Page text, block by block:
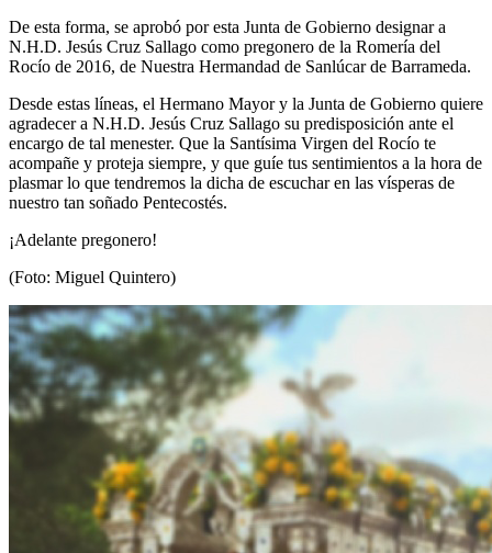
De esta forma, se aprobó por esta Junta de Gobierno designar a
N.H.D. Jesús Cruz Sallago como pregonero de la Romería del
Rocío de 2016, de Nuestra Hermandad de Sanlúcar de Barrameda.
Desde estas líneas, el Hermano Mayor y la Junta de Gobierno quiere
agradecer a N.H.D. Jesús Cruz Sallago su predisposición ante el
encargo de tal menester. Que la Santísima Virgen del Rocío te
acompañe y proteja siempre, y que guíe tus sentimientos a la hora de
plasmar lo que tendremos la dicha de escuchar en las vísperas de
nuestro tan soñado Pentecostés.
¡Adelante pregonero!
(Foto: Miguel Quintero)
Quiero hacer el camino,¿que tengo que hacer?
En el Rocío, ¿dónde me alojo?